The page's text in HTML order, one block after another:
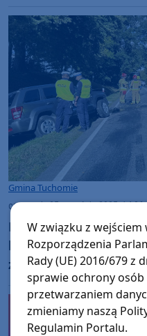
Gmina Tuchomie
czwartek, 25 września 2025, 14:36
Kolejny tragiczny
bytowskim. W
zginął 25-latek
W związku z wejściem
Rozporządzenia
Rady (UE) 2016/679 z
sprawie ochrony
przetwarzaniem
zmieniamy naszą
Regulamin Portalu.